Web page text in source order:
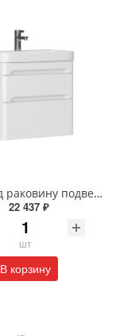
Тумба под раковину подвесная EQUIL Найс 70 см tpNICE70.2Y-05 белая
22 437 ₽
шт
В корзину